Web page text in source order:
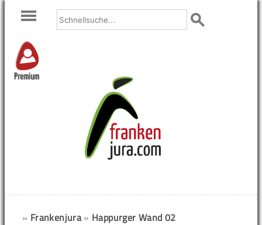
Premium
» Frankenjura» Happurger Wand 02